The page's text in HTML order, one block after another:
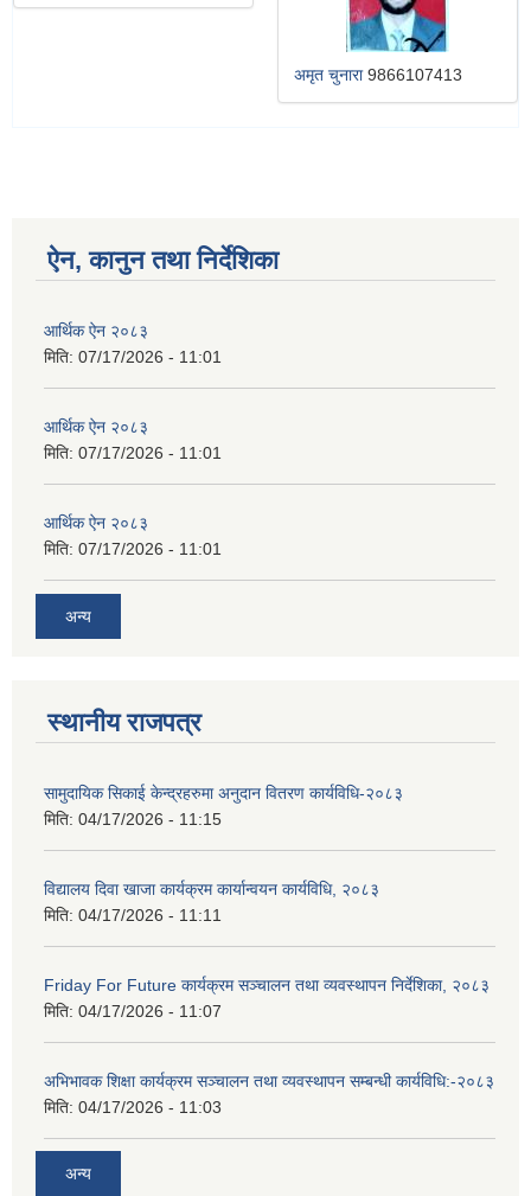
अमृत चुनारा9866107413
ऐन, कानुन तथा निर्देशिका
आर्थिक ऐन २०८३
मिति: 07/17/2026 - 11:01
आर्थिक ऐन २०८३
मिति: 07/17/2026 - 11:01
आर्थिक ऐन २०८३
मिति: 07/17/2026 - 11:01
अन्य
स्थानीय राजपत्र
सामुदायिक सिकाई केन्द्रहरुमा अनुदान वितरण कार्यविधि-२०८३
मिति: 04/17/2026 - 11:15
विद्यालय दिवा खाजा कार्यक्रम कार्यान्वयन कार्यविधि, २०८३
मिति: 04/17/2026 - 11:11
Friday For Future कार्यक्रम सञ्चालन तथा व्यवस्थापन निर्देशिका, २०८३
मिति: 04/17/2026 - 11:07
अभिभावक शिक्षा कार्यक्रम सञ्चालन तथा व्यवस्थापन सम्बन्धी कार्यविधि:-२०८३
मिति: 04/17/2026 - 11:03
अन्य